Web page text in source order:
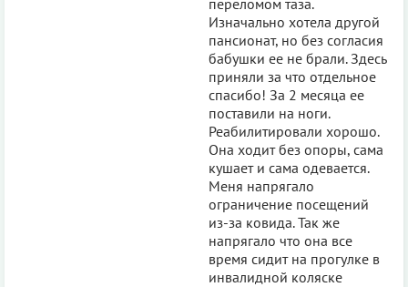
Изначально хотела другой
пансионат, но без согласия
бабушки ее не брали. Здесь
приняли за что отдельное
спасибо! За 2 месяца ее
поставили на ноги.
Реабилитировали хорошо.
Она ходит без опоры, сама
кушает и сама одевается.
Меня напрягало
ограничение посещений
из-за ковида. Так же
напрягало что она все
время сидит на прогулке в
инвалидной коляске